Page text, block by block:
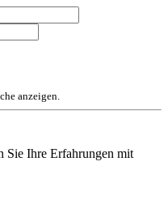
anzeigen.
Sie Ihre Erfahrungen mit